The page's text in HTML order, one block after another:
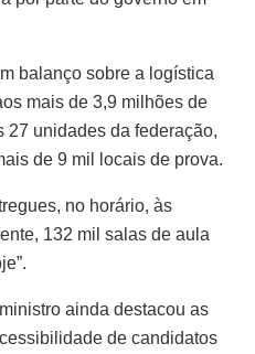
balanço sobre a logística
mais de 3,9 milhões de
27 unidades da federação,
de 9 mil locais de prova.
no horário, às
132 mil salas de aula
ainda destacou as
de candidatos